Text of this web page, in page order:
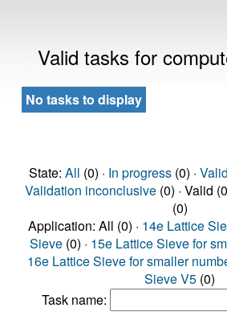
Valid tasks for
No tasks to display
State: All (0) · In progress(0) ·
Validation inconclusive(0) · Valid
(0)
Application: All (0) · 14e Lattice
Sieve (0) · 15e Lattice Sieve for
16e Lattice Sieve for smaller
Sieve V5 (0)
Task name: